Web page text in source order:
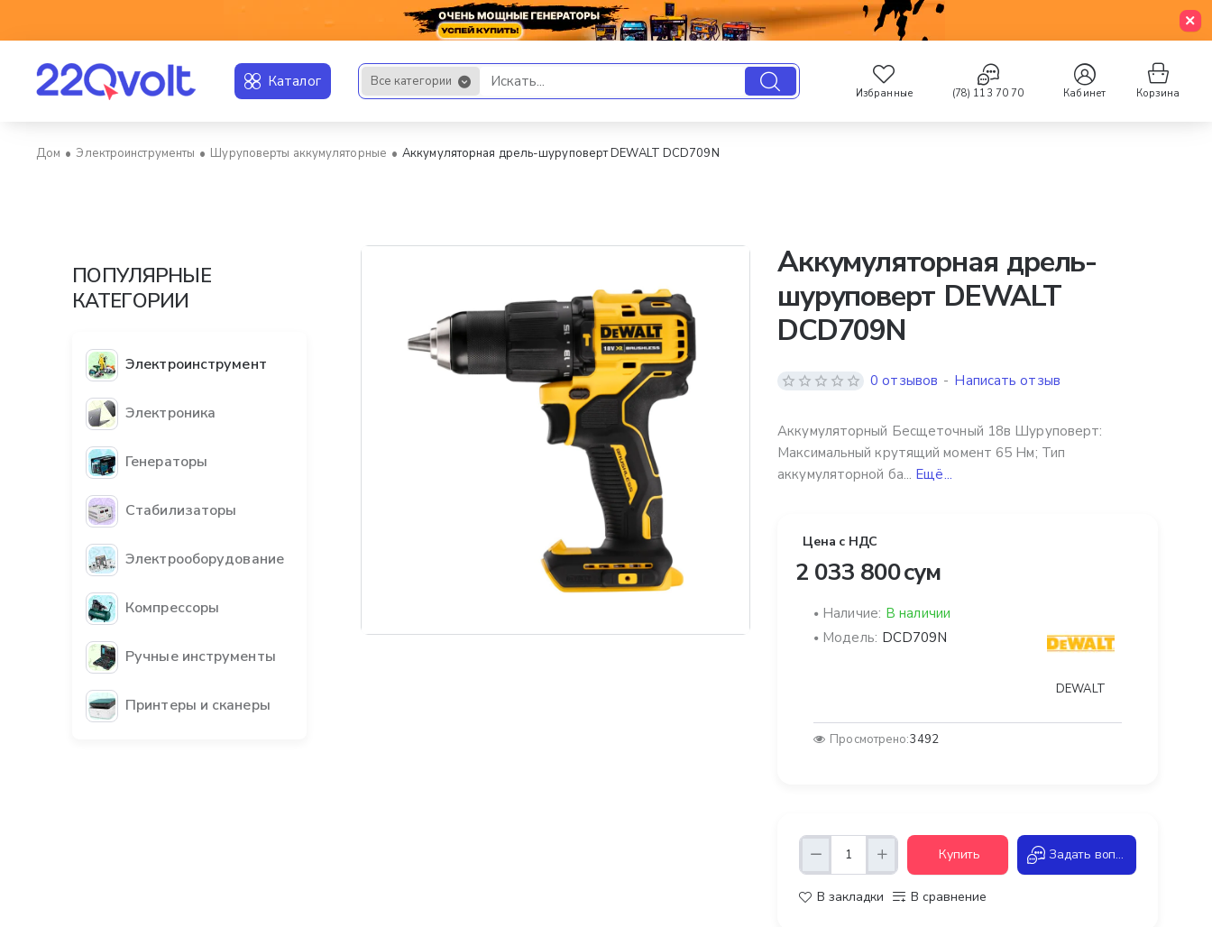
Каталог Все категории
Искать... Избранные (78) 113 70 70 Кабинет Корзина
Электроинструменты Шуруповерты аккумуляторные Аккумуляторная дрель-шуруповерт DEWALT DCD709N
ПОПУЛЯРНЫЕ
КАТЕГОРИИ
Электроинструмент
Электроника
Генераторы
Стабилизаторы
Электрооборудование
Компрессоры
Ручные инструменты
Принтеры и сканеры
Аккумуляторная дрель-
шуруповерт DEWALT
DCD709N
Аккумуляторный Бесщеточный 18в Шуруповерт:
Максимальный крутящий момент 65 Нм; Тип
аккумуляторной ба... Ещё...
0 отзывов - Написать отзыв
Цена с НДС
2 033 800 сум
Наличие: В наличии
Модель: DCD709N
DEWALT
Просмотрено:3492
Купить Задать вопрос
В закладки В сравнение